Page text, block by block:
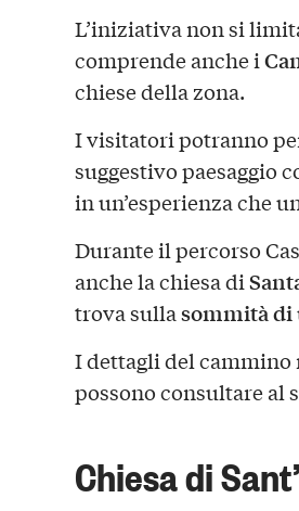
L’iniziativa non si
comprende anche i
chiese della zona.
I visitatori potranno
suggestivo paesaggio
in un’esperienza che
Durante il percorso
anche la chiesa di
trova sullasommità di
I dettagli del
possono consultare al
Chiesa di